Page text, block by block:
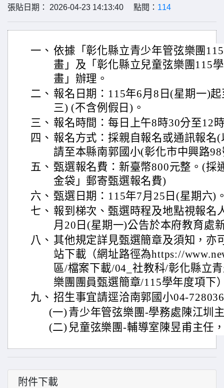
張貼日期： 2026-04-23 14:13:40 點閱： 114
一、 依據「彰化縣立青少年管弦樂團
畫」及「彰化縣立兒童弦樂團115
畫」辦理。
二、 報名日期：115年6月8日(星期一)
三) (不含例假日)。
三、 報名時間：每日上午8時30分至12
四、 報名方式：採親自報名或通訊報名
請至本縣南郭國小(彰化市中興路
五、 甄選報名費：新臺幣800元整。(採
金袋」郵寄甄選報名費)
六、 甄選日期：115年7月25日(星期六)
七、 報到梯次、甄選時程及地點視報名
月20日(星期一)公告於本府教育處
八、 其他規定詳見甄選簡章及須知，亦
站下載（網址路徑為https://
區/檔案下載/04_社教科/彰化縣立
樂團團員甄選簡章/115學年度項下
九、 招生事宜請逕洽南郭國小04-
(一) 青少年管弦樂團-學務處陳江圳
(二) 兒童弦樂團-輔導室陳昱甫主任
附件下載